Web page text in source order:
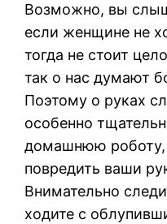
Возможно, вы
если женщине не
тогда не стоит
так о нас думают
Поэтому о руках
особенно
домашнюю роботу,
повредить ваши
Внимательно
ходите с